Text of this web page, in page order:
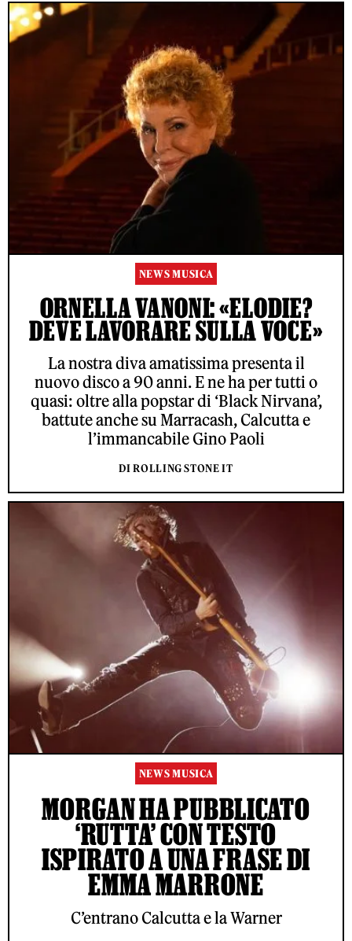
NEWS MUSICA
ORNELLA VANONI: «ELODIE?
DEVE LAVORARE SULLA VOCE»
La nostra diva amatissima presenta il
nuovo disco a 90 anni. E ne ha per tutti o
quasi: oltre alla popstar di ‘Black Nirvana’,
battute anche su Marracash, Calcutta e
l’immancabile Gino Paoli
DI ROLLING STONE IT
NEWS MUSICA
MORGAN HA PUBBLICATO
‘RUTTA’ CON TESTO
ISPIRATO A UNA FRASE DI
EMMA MARRONE
C’entrano Calcutta e la Warner